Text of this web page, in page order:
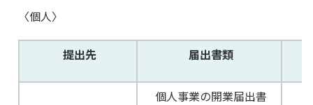
〈個人〉
提出先 届出書類
個人事業の開業届出書